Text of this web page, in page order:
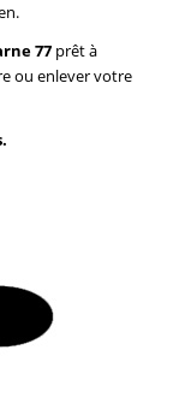
77 prêt à
ou enlever votre